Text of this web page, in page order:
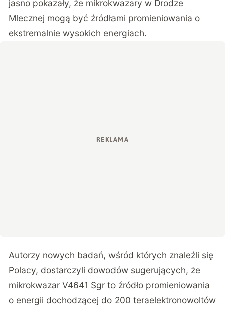
jasno pokazały, że mikrokwazary w Drodze
Mlecznej mogą być źródłami promieniowania o
ekstremalnie wysokich energiach.
Autorzy nowych badań, wśród których znaleźli się
Polacy, dostarczyli dowodów sugerujących, że
mikrokwazar V4641 Sgr to źródło promieniowania
o energii dochodzącej do 200 teraelektronowoltów